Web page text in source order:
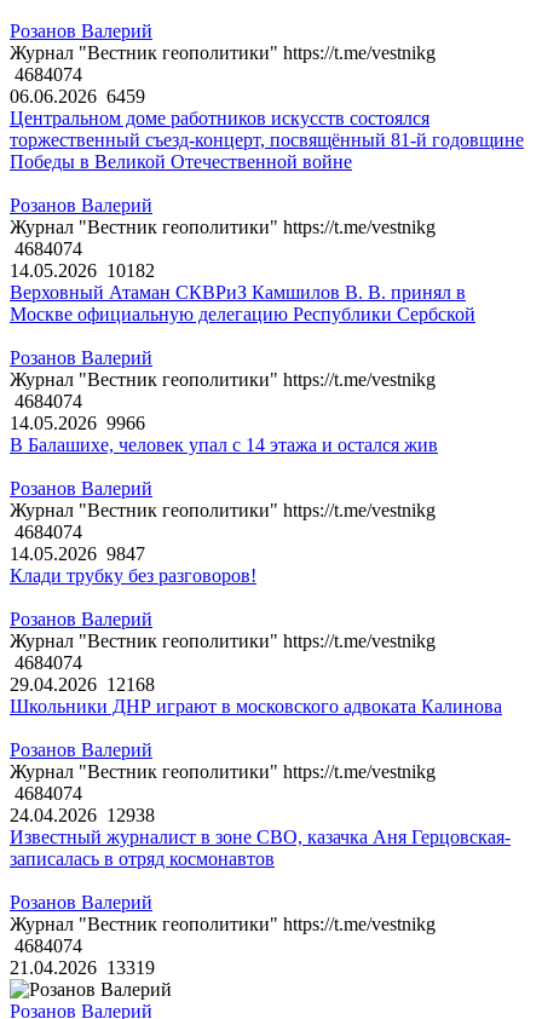
Розанов Валерий
Журнал "Вестник геополитики" https://t.me/vestnikg
4684074
06.06.2026 6459
Центральном доме работников искусств состоялся
торжественный съезд-концерт, посвящённый 81-й годовщине
Победы в Великой Отечественной войне
Розанов Валерий
Журнал "Вестник геополитики" https://t.me/vestnikg
4684074
14.05.2026 10182
Верховный Атаман СКВРиЗ Камшилов В. В. принял в
Москве официальную делегацию Республики Сербской
Розанов Валерий
Журнал "Вестник геополитики" https://t.me/vestnikg
4684074
14.05.2026 9966
В Балашихе, человек упал с 14 этажа и остался жив
Розанов Валерий
Журнал "Вестник геополитики" https://t.me/vestnikg
4684074
14.05.2026 9847
Клади трубку без разговоров!
Розанов Валерий
Журнал "Вестник геополитики" https://t.me/vestnikg
4684074
29.04.2026 12168
Школьники ДНР играют в московского адвоката Калинова
Розанов Валерий
Журнал "Вестник геополитики" https://t.me/vestnikg
4684074
24.04.2026 12938
Известный журналист в зоне СВО, казачка Аня Герцовская-
записалась в отряд космонавтов
Розанов Валерий
Журнал "Вестник геополитики" https://t.me/vestnikg
4684074
21.04.2026 13319
Розанов Валерий